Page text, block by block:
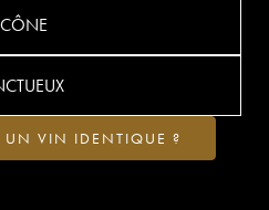
UN VIN IDENTIQUE ?